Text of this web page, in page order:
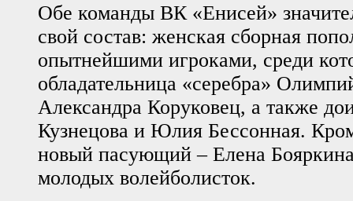
Обе команды ВК «Енисей»
свой состав: женская сборная
опытнейшими игроками, среди
обладательница «серебра»
Александра Коруковец, а также
Кузнецова и Юлия Бессонная.
новый пасующий – Елена
молодых волейболисток.